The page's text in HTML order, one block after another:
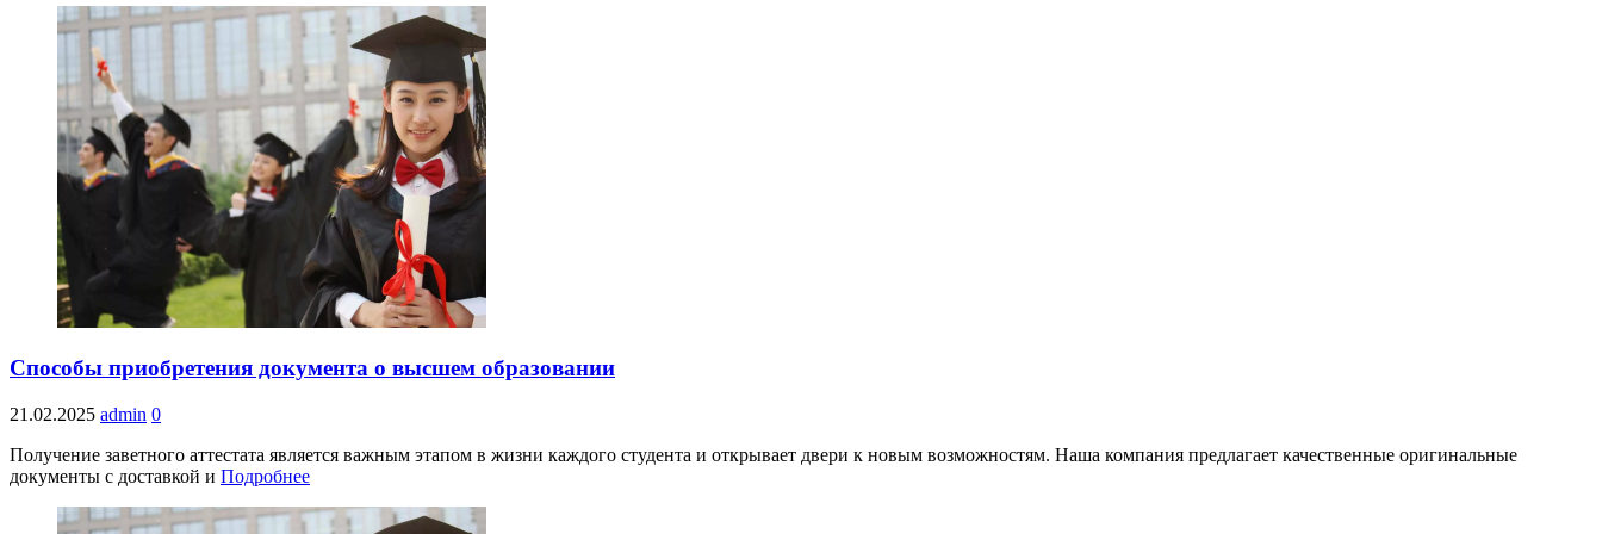
Способы приобретения документа о высшем образовании
21.02.2025 admin 0
Получение заветного аттестата является важным этапом в жизни каждого студента и открывает двери к новым возможностям. Наша компания предлагает качественные оригинальные
документы с доставкой и Подробнее